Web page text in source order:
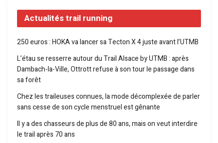
Actualités trail running
250 euros : HOKA va lancer sa Tecton X 4 juste avant l’UTMB
L’étau se resserre autour du Trail Alsace by UTMB : après
Dambach-la-Ville, Ottrott refuse à son tour le passage dans
sa forêt
Chez les traileuses connues, la mode décomplexée de parler
sans cesse de son cycle menstruel est gênante
Il y a des chasseurs de plus de 80 ans, mais on veut interdire
le trail après 70 ans